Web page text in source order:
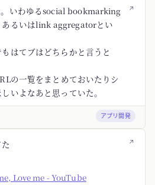
↗
。いわゆるsocial bookmarking
あるいはlink aggregatorとい
はてブはどちらかと言うと
の一覧をまとめておいたりシ
いよなあと思っていた。
アプリ開発
↗
Love me - YouTube